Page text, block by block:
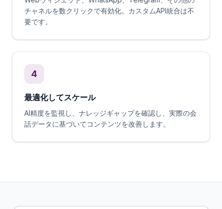
チャネルを数クリックで有効化。カスタムAPI統合は不
要です。
4
最適化してスケール
AI精度を監視し、ナレッジギャップを確認し、実際の会
話データに基づいてコンテンツを改善します。